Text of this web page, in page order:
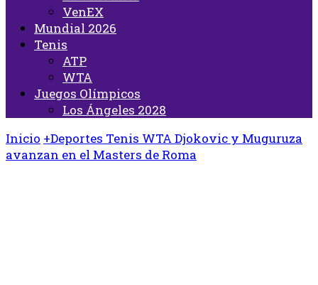
VenEX
Mundial 2026
Tenis
ATP
WTA
Juegos Olímpicos
Los Ángeles 2028
Inicio +Deportes Tenis WTA Djokovic y Muguruza
avanzan en el Masters de Roma